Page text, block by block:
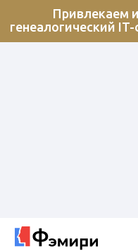
Привлекаем
генеалогический